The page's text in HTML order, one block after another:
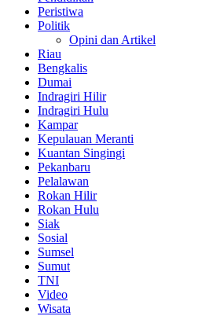
Peristiwa
Politik
Opini dan Artikel
Riau
Bengkalis
Dumai
Indragiri Hilir
Indragiri Hulu
Kampar
Kepulauan Meranti
Kuantan Singingi
Pekanbaru
Pelalawan
Rokan Hilir
Rokan Hulu
Siak
Sosial
Sumsel
Sumut
TNI
Video
Wisata